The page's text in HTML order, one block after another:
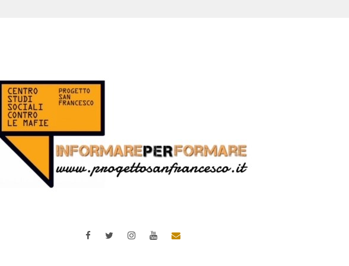
FacebookTwitterInstagramYouTubeEmail